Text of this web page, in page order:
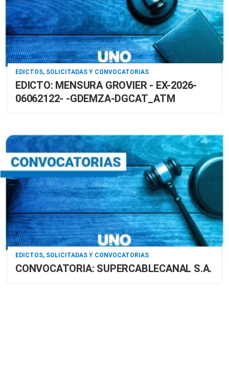
EDICTOS, SOLICITADAS Y CONVOCATORIAS
EDICTO: MENSURA GROVIER - EX-2026-
06062122- -GDEMZA-DGCAT_ATM
EDICTOS, SOLICITADAS Y CONVOCATORIAS
CONVOCATORIA: SUPERCABLECANAL S.A.